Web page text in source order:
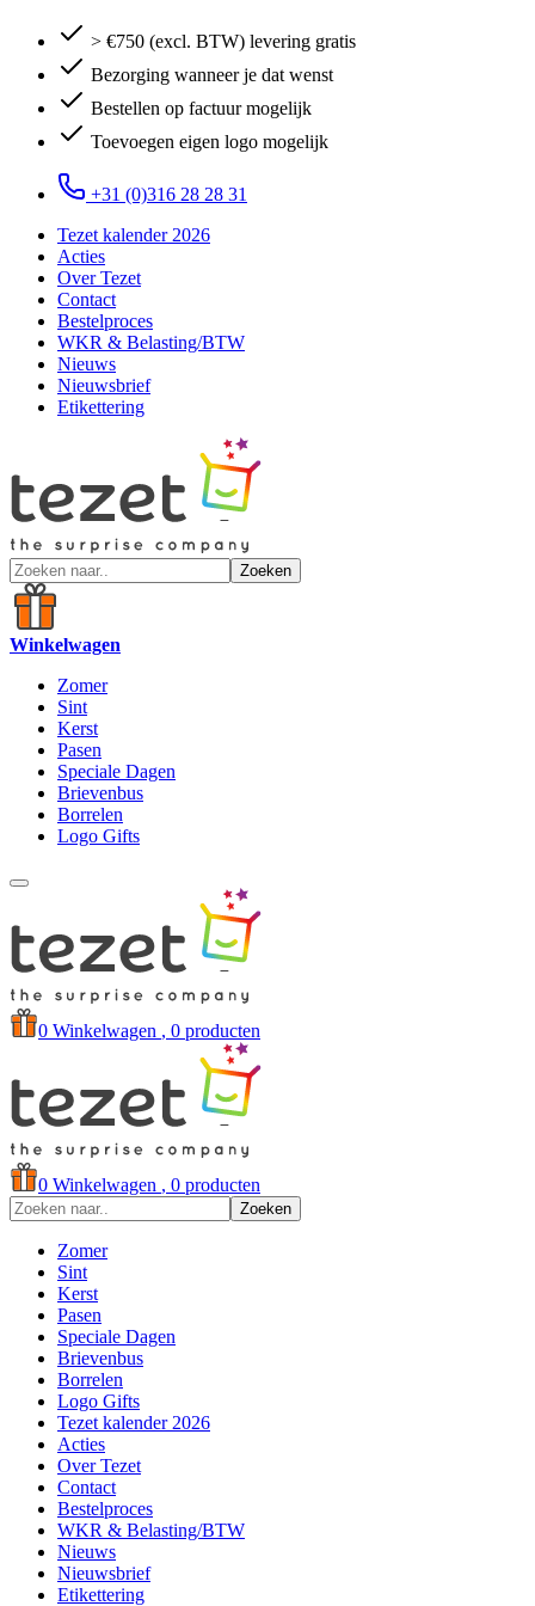
> €750 (excl. BTW) levering gratis
Bezorging wanneer je dat wenst
Bestellen op factuur mogelijk
Toevoegen eigen logo mogelijk
+31 (0)316 28 28 31
Tezet kalender 2026
Acties
Over Tezet
Contact
Bestelproces
WKR & Belasting/BTW
Nieuws
Nieuwsbrief
Etikettering
Zoeken
Winkelwagen
Zomer
Sint
Kerst
Pasen
Speciale Dagen
Brievenbus
Borrelen
Logo Gifts
0 Winkelwagen , 0 producten
0 Winkelwagen , 0 producten
Zoeken
Zomer
Sint
Kerst
Pasen
Speciale Dagen
Brievenbus
Borrelen
Logo Gifts
Tezet kalender 2026
Acties
Over Tezet
Contact
Bestelproces
WKR & Belasting/BTW
Nieuws
Nieuwsbrief
Etikettering